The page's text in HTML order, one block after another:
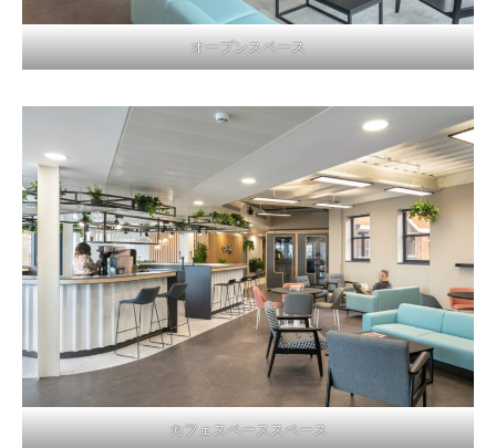
オープンスペース
カフェスペーススペース